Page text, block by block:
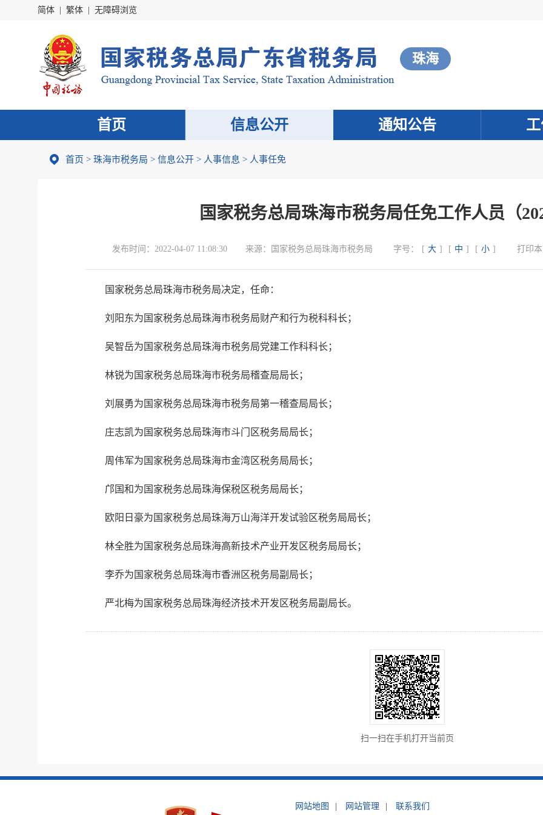
简体 繁体 无障碍浏览
珠海
首页 信息公开 通知公告
首页 > 珠海市税务局 > 信息公开 > 人事信息 > 人事任免
国家税务总局珠海市税务局任免工作人员（
发布时间： 2022-04-07 11:08:30 来源： 国家税务总局珠海市税务局 字号： [ 大 ] [ 中 ] [ 小 ] 打印
国家税务总局珠海市税务局决定，任命：
刘阳东为国家税务总局珠海市税务局财产和行为税科科长；
吴智岳为国家税务总局珠海市税务局党建工作科科长；
林锐为国家税务总局珠海市税务局稽查局局长；
刘展勇为国家税务总局珠海市税务局第一稽查局局长；
庄志凯为国家税务总局珠海市斗门区税务局局长；
周伟军为国家税务总局珠海市金湾区税务局局长；
邝国和为国家税务总局珠海保税区税务局局长；
欧阳日豪为国家税务总局珠海万山海洋开发试验区税务局局长；
林全胜为国家税务总局珠海高新技术产业开发区税务局局长；
李乔为国家税务总局珠海市香洲区税务局副局长；
严北梅为国家税务总局珠海经济技术开发区税务局副局长。
扫一扫在手机打开当前页
网站地图 网站管理 联系我们